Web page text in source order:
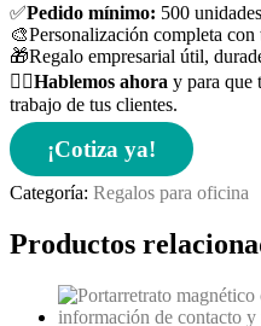
✅Pedido mínimo: 500 unidades
🎨Personalización completa con
🎁Regalo empresarial útil,
👉🏻Hablemos ahora y para que
trabajo de tus clientes.
¡Cotiza ya!
Categoría: Regalos para oficina
Productos